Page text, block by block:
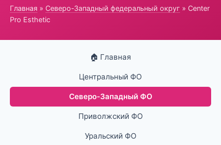
Главная » Северо-Западный федеральный округ » Center
Pro Esthetic
🏠 Главная
Центральный ФО
Северо-Западный ФО
Приволжский ФО
Уральский ФО